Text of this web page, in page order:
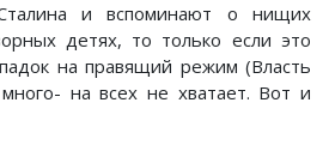
и вспоминают о нищих
детях, то только если это
на правящий режим (Власть
на всех не хватает. Вот и